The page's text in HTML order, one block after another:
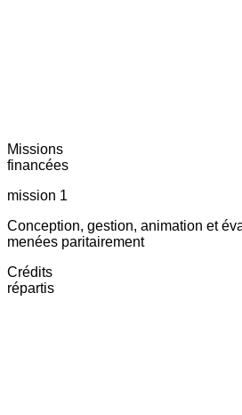
Missions
financées
mission 1
Conception, gestion, animation et
menées paritairement
Crédits
répartis